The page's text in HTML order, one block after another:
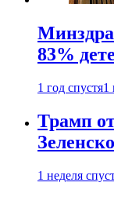
83%
1 год спустя1
Трамп
1 неделя